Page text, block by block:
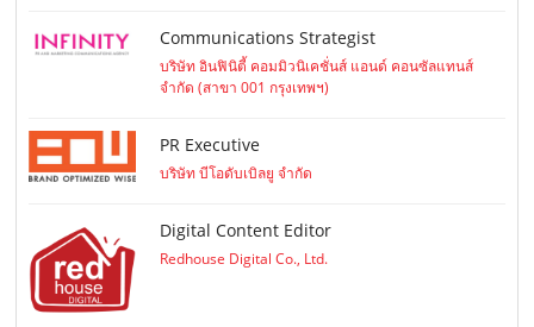
Communications Strategist
บริษัท อินฟินิตี้ คอมมิวนิเคชั่นส์ แอนด์ คอนซัลแทนส์
จำกัด (สาขา 001 กรุงเทพฯ)
PR Executive
บริษัท บีโอดับเบิลยู จำกัด
Digital Content Editor
Redhouse Digital Co., Ltd.